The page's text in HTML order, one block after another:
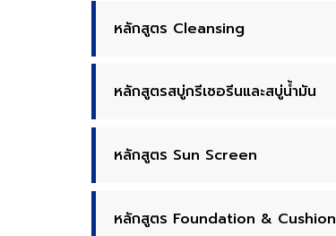
หลักสูตร Cleansing
หลักสูตรสบู่กรีเซอรีนและสบู่น้ำมัน
หลักสูตร Sun Screen
หลักสูตร Foundation & Cushion